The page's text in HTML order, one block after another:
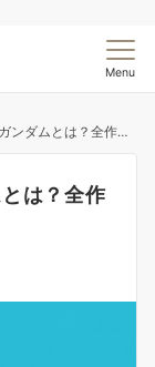
Menu
品の魅力と見る順番を徹底解説！
は？全作